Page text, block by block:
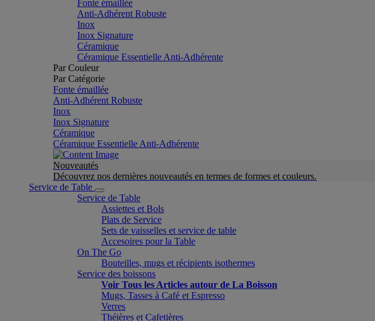
Fonte émaillée
Anti-Adhérent Robuste
Inox
Inox Signature
Céramique
Céramique Essentielle Anti-Adhérente
Par Couleur
Par Catégorie
Fonte émaillée
Anti-Adhérent Robuste
Inox
Inox Signature
Céramique
Céramique Essentielle Anti-Adhérente
Nouveautés
Découvrez nos dernières nouveautés en termes de formes et couleurs.
Service de Table
Service de Table
Assiettes et Bols
Plats de Service
Sets de vaisselles et service de table
Accesoires pour la Table
On The Go
Bouteilles, mugs et récipients isothermes
Service des boissons
Voir Tous les Articles autour de La Boisson
Mugs, Tasses à Café et Espresso
Verres
Théières et Cafetières